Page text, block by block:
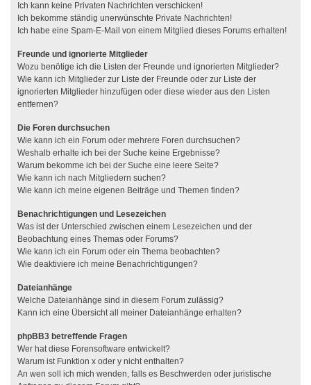
Ich kann keine Privaten Nachrichten verschicken!
Ich bekomme ständig unerwünschte Private Nachrichten!
Ich habe eine Spam-E-Mail von einem Mitglied dieses Forums erhalten!
Freunde und ignorierte Mitglieder
Wozu benötige ich die Listen der Freunde und ignorierten Mitglieder?
Wie kann ich Mitglieder zur Liste der Freunde oder zur Liste der
ignorierten Mitglieder hinzufügen oder diese wieder aus den Listen
entfernen?
Die Foren durchsuchen
Wie kann ich ein Forum oder mehrere Foren durchsuchen?
Weshalb erhalte ich bei der Suche keine Ergebnisse?
Warum bekomme ich bei der Suche eine leere Seite?
Wie kann ich nach Mitgliedern suchen?
Wie kann ich meine eigenen Beiträge und Themen finden?
Benachrichtigungen und Lesezeichen
Was ist der Unterschied zwischen einem Lesezeichen und der
Beobachtung eines Themas oder Forums?
Wie kann ich ein Forum oder ein Thema beobachten?
Wie deaktiviere ich meine Benachrichtigungen?
Dateianhänge
Welche Dateianhänge sind in diesem Forum zulässig?
Kann ich eine Übersicht all meiner Dateianhänge erhalten?
phpBB3 betreffende Fragen
Wer hat diese Forensoftware entwickelt?
Warum ist Funktion x oder y nicht enthalten?
An wen soll ich mich wenden, falls es Beschwerden oder juristische